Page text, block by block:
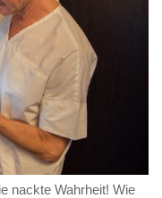
nackte Wahrheit! Wie